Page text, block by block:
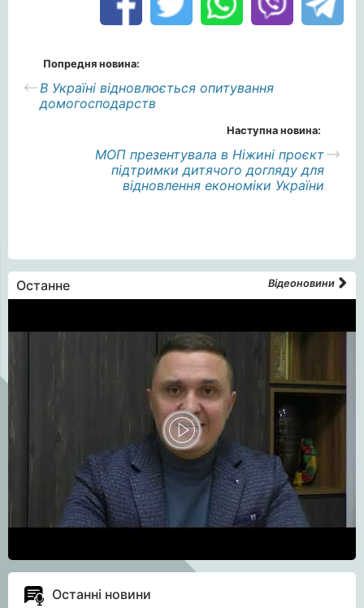
Попредня новина:
В Україні відновлюється опитування
домогосподарств
Наступна новина:
МОП презентувала в Ніжині проєкт
підтримки дитячого догляду для
відновлення економіки України
Останне Відеоновини
Останні новини